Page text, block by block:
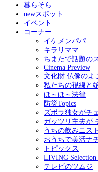
暮らそら
newスポット
イベント
コーナー
イケメンパパ
キラリママ
ちまたで話題の
Cinema Preview
文化財 仏像のよ
私たちの視線と
ほ～ほ～法律
防災Topics
ズボラ独女がチ
ガッツリ主夫が
うちの飲みニス
おうちで美活ナ
トピックス
LIVING
テレビのツムジ